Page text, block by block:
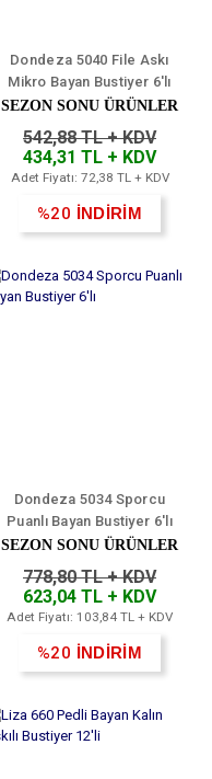
Dondeza 5040 File Askı
Mikro Bayan Bustiyer 6'lı
SEZON SONU ÜRÜNLER
542,88 TL + KDV
434,31 TL + KDV
Adet Fiyatı: 72,38 TL + KDV
%20 İNDİRİM
Dondeza 5034 Sporcu
Puanlı Bayan Bustiyer 6'lı
SEZON SONU ÜRÜNLER
778,80 TL + KDV
623,04 TL + KDV
Adet Fiyatı: 103,84 TL + KDV
%20 İNDİRİM